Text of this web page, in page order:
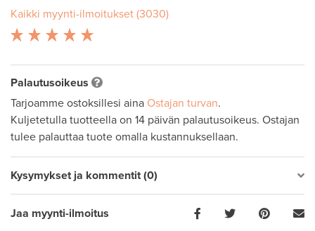
Kaikki myynti-ilmoitukset (3030)
Palautusoikeus
Tarjoamme ostoksillesi aina Ostajan turvan.
Kuljetetulla tuotteella on 14 päivän palautusoikeus. Ostajan
tulee palauttaa tuote omalla kustannuksellaan.
Kysymykset ja kommentit (0)
Jaa myynti-ilmoitus